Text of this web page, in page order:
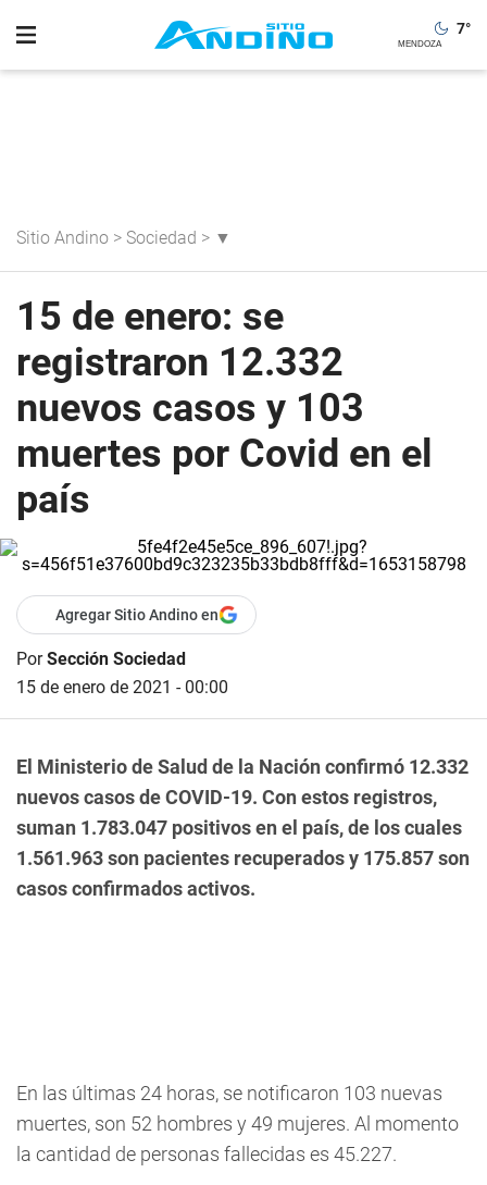
7°
Sitio Andino > Sociedad > ▼
15 de enero: se
registraron 12.332
nuevos casos y 103
muertes por Covid en el
país
Agregar Sitio Andino en
PorSección Sociedad
15 de enero de 2021 - 00:00
El Ministerio de Salud de la Nación confirmó 12.332
nuevos casos de COVID-19. Con estos registros,
suman 1.783.047 positivos en el país, de los cuales
1.561.963 son pacientes recuperados y 175.857 son
casos confirmados activos.
En las últimas 24 horas, se notificaron 103 nuevas
muertes, son 52 hombres y 49 mujeres. Al momento
la cantidad de personas fallecidas es 45.227.